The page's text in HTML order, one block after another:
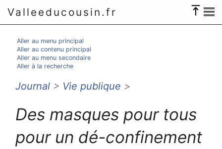
Valleeducousin.fr
Aller au menu principal
Aller au contenu principal
Aller au menu secondaire
Aller à la recherche
Journal > Vie publique >
Des masques pour tous
pour un dé-confinement